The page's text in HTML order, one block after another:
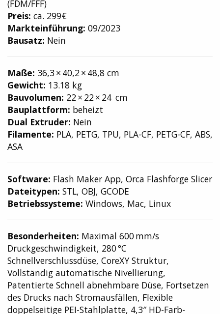
(FDM/FFF)
Preis: ca. 299€
Markteinführung: 09/2023
Bausatz: Nein
Maße: 36,3 × 40,2 × 48,8 cm
Gewicht: 13.18 kg
Bauvolumen: 22 × 22 × 24 cm
Bauplattform: beheizt
Dual Extruder: Nein
Filamente: PLA, PETG, TPU, PLA-CF, PETG-CF, ABS,
ASA
Software: Flash Maker App, Orca Flashforge Slicer
Dateitypen: STL, OBJ, GCODE
Betriebssysteme: Windows, Mac, Linux
Besonderheiten: Maximal 600 mm/s
Druckgeschwindigkeit, 280 °C
Schnellverschlussdüse, CoreXY Struktur,
Vollständig automatische Nivellierung,
Patentierte Schnell abnehmbare Düse, Fortsetzen
des Drucks nach Stromausfällen, Flexible
doppelseitige PEI-Stahlplatte, 4,3″ HD-Farb-